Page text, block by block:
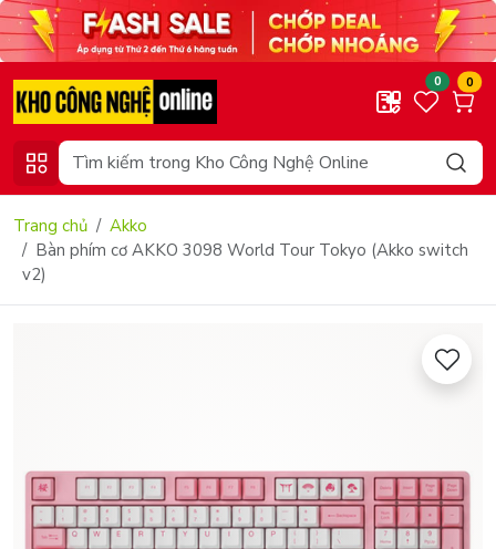
0 0
Trang chủ
Akko
Bàn phím cơ AKKO 3098 World Tour Tokyo (Akko switch
v2)